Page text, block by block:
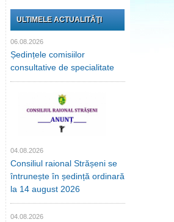
ULTIMELE ACTUALITĂŢI
06.08.2026
Ședințele comisiilor
consultative de specialitate
04.08.2026
Consiliul raional Strășeni se
întrunește în ședință ordinară
la 14 august 2026
04.08.2026